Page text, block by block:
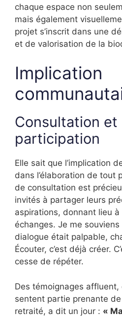
chaque espace non
mais également
projet s’inscrit dans une
et de valorisation de la
Implication
Consultation et
participation
Elle sait que l’implication
dans l’élaboration de tout
de consultation est
invités à partager leurs
aspirations, donnant lieu à
échanges. Je me
dialogue était palpable,
Écouter, c’est déjà créer.
cesse de répéter.
Des témoignages
sentent partie prenante
retraité, a dit un jour : «